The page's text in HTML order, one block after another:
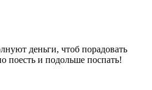
деньги, чтоб порадовать
поесть и подольше поспать!